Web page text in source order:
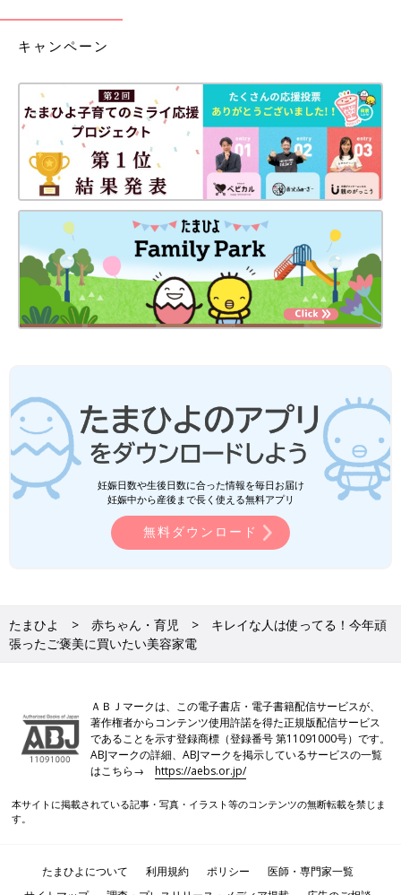
minさん(@min_lsh)がシェアした投稿-2017 12月 10 4:11午前 PST
肌に負担をかけずに、毛穴の中の汚れもスッキリオフしてくれる
「リファクリア」 。日に日に透明感を増し、つるつるな感触を実
感できるとの口コミ多数。試してみたい！
しっとり潤う肌を目指すなら「スチーマーナノケア」
お肌のキレイな人が積極的に取り入れている「スチーマー ナノ
ケア」での肌ケア。お風呂上がりにパックをしながら美活、寝な
がら肌エステなど、使い方に合わせて選べるのも魅力ですね。
入浴中のながら美容に最適な頭皮エステ
キャンペーン
妊娠日数や生後日数に合った情報を毎日お届け
妊娠中から産後まで長く使える無料アプリ
無料ダウンロード
たまひよ 赤ちゃん・育児
キレイな人は使ってる！今年頑
張ったご褒美に買いたい美容家電
ＡＢＪマークは、この電子書店・電子書籍配信サービスが、
著作権者からコンテンツ使用許諾を得た正規版配信サービス
であることを示す登録商標（登録番号 第11091000号）です。
ABJマークの詳細、ABJマークを掲示しているサービスの一覧
はこちら→https://aebs.or.jp/
本サイトに掲載されている記事・写真・イラスト等のコンテンツの無断転載を禁じま
す。
たまひよについて 利用規約 ポリシー
医師・専門家一覧